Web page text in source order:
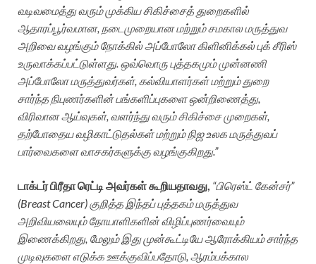
வடிவமைத்து வரும் முக்கிய சிகிச்சைத் துறைகளில்
ஆதாரப்பூர்வமான, நடைமுறையான மற்றும் சமகால மருத்துவ
அறிவை வழங்கும் நோக்கில் அப்போலோ கிளினிக்கல் புக் சீரிஸ்
உருவாக்கப்பட்டுள்ளது. ஒவ்வொரு புத்தகமும் முன்னணி
அப்போலோ மருத்துவர்கள், கல்வியாளர்கள் மற்றும் துறை
சார்ந்த நிபுணர்களின் பங்களிப்புகளை ஒன்றிணைத்து,
விரிவான ஆய்வுகள், வளர்ந்து வரும் சிகிச்சை முறைகள்,
தற்போதைய வழிகாட்டுதல்கள் மற்றும் நிஜ உலக மருத்துவப்
பார்வைகளை வாசகர்களுக்கு வழங்குகிறது.”
டாக்டர் பிரீதா ரெட்டி அவர்கள் கூறியதாவது, “பிரெஸ்ட் கேன்சர்”
(Breast Cancer) குறித்த இந்தப் புத்தகம் மருத்துவ
அறிவியலையும் நோயாளிகளின் விழிப்புணர்வையும்
இணைக்கிறது, மேலும் இது முன்கூட்டியே ஆரோக்கியம் சார்ந்த
முடிவுகளை எடுக்க ஊக்குவிப்பதோடு, ஆரம்பக்கால